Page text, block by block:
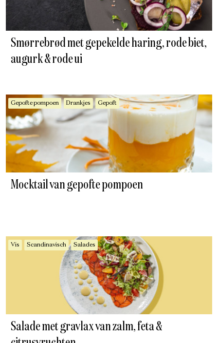
Smørrebrød met gepekelde haring, rode biet,
augurk & rode ui
Gepofte pompoen Drankjes Gepoft
Mocktail van gepofte pompoen
Vis Scandinavisch Salades
Salade met gravlax van zalm, feta &